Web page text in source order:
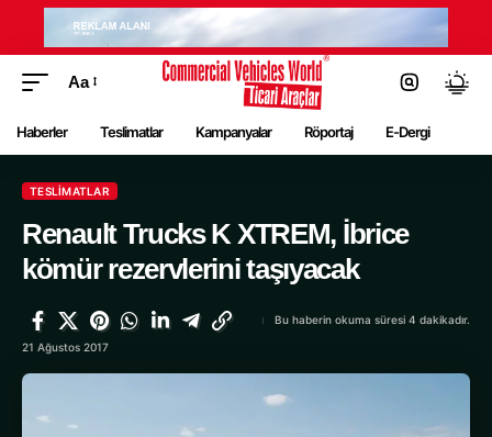
Aa
Haberler Teslimatlar Kampanyalar Röportaj E-Dergi
TESLIMATLAR
Renault Trucks K XTREM, İbrice
kömür rezervlerini taşıyacak
21 Ağustos 2017
Bu haberin okuma süresi 4 dakikadır.